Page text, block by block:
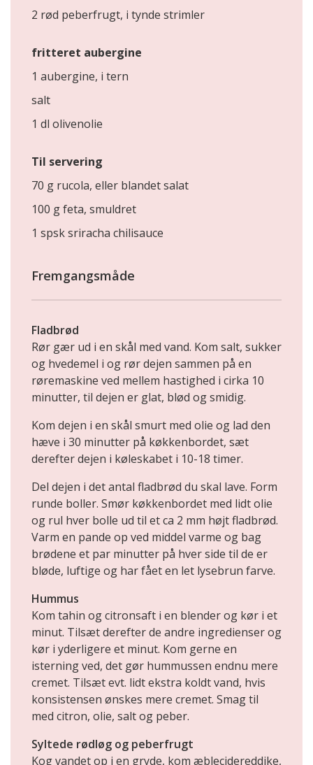
2 rød peberfrugt, i tynde strimler
fritteret aubergine
1 aubergine, i tern
salt
1 dl olivenolie
Til servering
70 g rucola, eller blandet salat
100 g feta, smuldret
1 spsk sriracha chilisauce
Fremgangsmåde
Fladbrød
Rør gær ud i en skål med vand. Kom salt, sukker
og hvedemel i og rør dejen sammen på en
røremaskine ved mellem hastighed i cirka 10
minutter, til dejen er glat, blød og smidig.
Kom dejen i en skål smurt med olie og lad den
hæve i 30 minutter på køkkenbordet, sæt
derefter dejen i køleskabet i 10-18 timer.
Del dejen i det antal fladbrød du skal lave. Form
runde boller. Smør køkkenbordet med lidt olie
og rul hver bolle ud til et ca 2 mm højt fladbrød.
Varm en pande op ved middel varme og bag
brødene et par minutter på hver side til de er
bløde, luftige og har fået en let lysebrun farve.
Hummus
Kom tahin og citronsaft i en blender og kør i et
minut. Tilsæt derefter de andre ingredienser og
kør i yderligere et minut. Kom gerne en
isterning ved, det gør hummussen endnu mere
cremet. Tilsæt evt. lidt ekstra koldt vand, hvis
konsistensen ønskes mere cremet. Smag til
med citron, olie, salt og peber.
Syltede rødløg og peberfrugt
Kog vandet op i en gryde, kom æblecidereddike,